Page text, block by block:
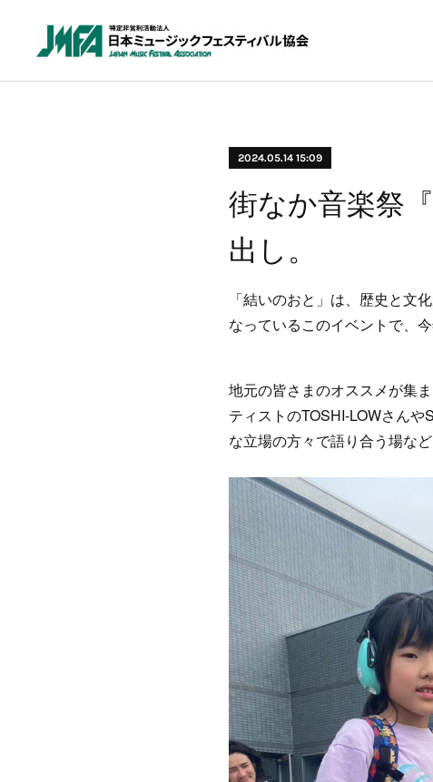
2024.05.14 15:09
街なか音楽祭
出し。
「結いのおと」は、歴史と文
なっているこのイベントで、
地元の皆さまのオススメが集
ティストのTOSHI-LOWさん
な立場の方々で語り合う場な